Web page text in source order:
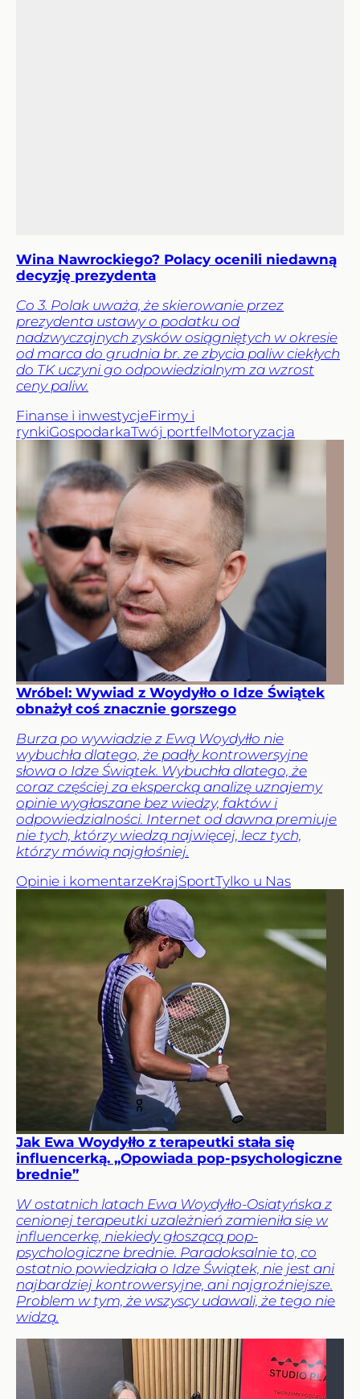
Wina Nawrockiego? Polacy ocenili niedawną
decyzję prezydenta
Co 3. Polak uważa, że skierowanie przez
prezydenta ustawy o podatku od
nadzwyczajnych zysków osiągniętych w okresie
od marca do grudnia br. ze zbycia paliw ciekłych
do TK uczyni go odpowiedzialnym za wzrost
ceny paliw.
Finanse i inwestycjeFirmy i
rynkiGospodarkaTwój portfelMotoryzacja
Wróbel: Wywiad z Woydyłło o Idze Świątek
obnażył coś znacznie gorszego
Burza po wywiadzie z Ewą Woydyłło nie
wybuchła dlatego, że padły kontrowersyjne
słowa o Idze Świątek. Wybuchła dlatego, że
coraz częściej za ekspercką analizę uznajemy
opinie wygłaszane bez wiedzy, faktów i
odpowiedzialności. Internet od dawna premiuje
nie tych, którzy wiedzą najwięcej, lecz tych,
którzy mówią najgłośniej.
Opinie i komentarzeKrajSportTylko u Nas
Jak Ewa Woydyłło z terapeutki stała się
influencerką. „Opowiada pop-psychologiczne
brednie”
W ostatnich latach Ewa Woydyłło-Osiatyńska z
cenionej terapeutki uzależnień zamieniła się w
influencerkę, niekiedy głoszącą pop-
psychologiczne brednie. Paradoksalnie to, co
ostatnio powiedziała o Idze Świątek, nie jest ani
najbardziej kontrowersyjne, ani najgroźniejsze.
Problem w tym, że wszyscy udawali, że tego nie
widzą.